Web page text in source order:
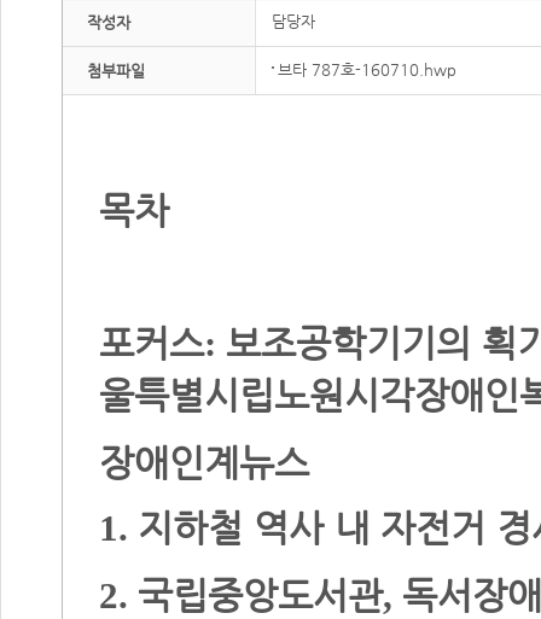
작성자 담당자
첨부파일 브타 787호-160710.hwp
목차
포커스: 보조공학기기의 획
울특별시립노원시각장애인
장애인계뉴스
1. 지하철 역사 내 자전거 경
2. 국립중앙도서관, 독서장